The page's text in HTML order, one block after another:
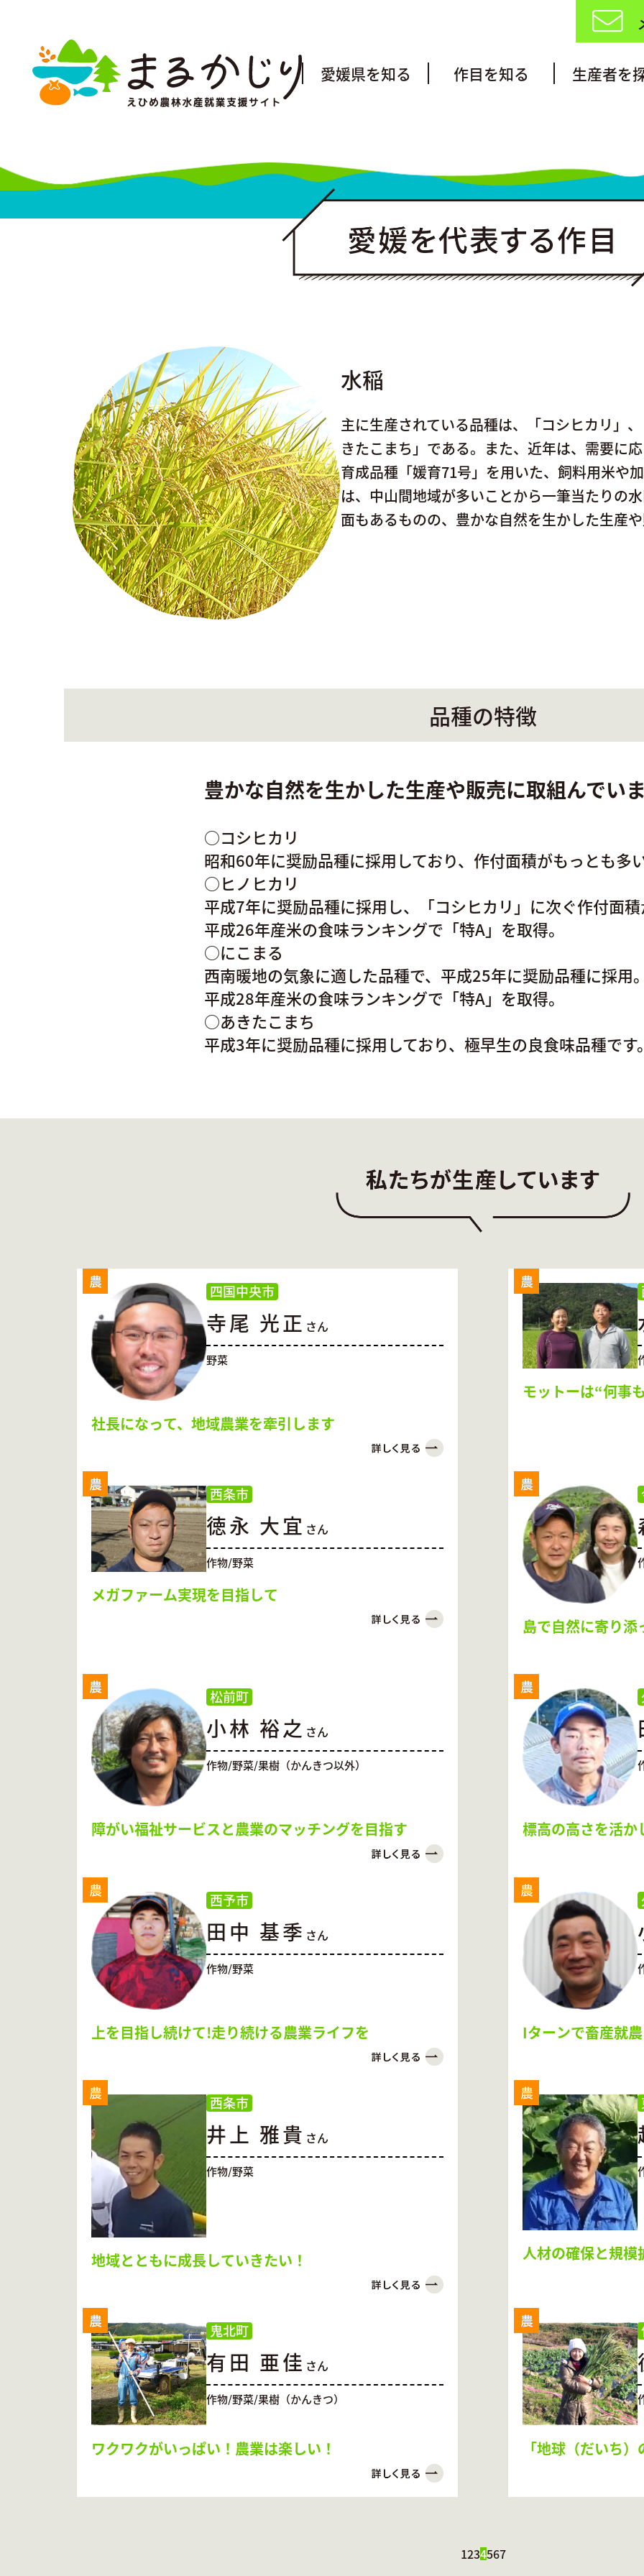
愛媛県を知る 作目を知る 生産者を
水稲
主に生産されている品種は、「コシヒカリ」
きたこまち」である。また、近年は、需要に
育成品種「媛育71号」を用いた、飼料用米や
は、中山間地域が多いことから一筆当たりの
面もあるものの、豊かな自然を生かした生産
品種の特徴
豊かな自然を生かした生産や販売に取組んでい
○コシヒカリ
昭和60年に奨励品種に採用しており、作付面積がもっとも多
○ヒノヒカリ
平成7年に奨励品種に採用し、「コシヒカリ」に次ぐ作付面
平成26年産米の食味ランキングで「特A」を取得。
○にこまる
西南暖地の気象に適した品種で、平成25年に奨励品種に採用
平成28年産米の食味ランキングで「特A」を取得。
○あきたこまち
平成3年に奨励品種に採用しており、極早生の良食味品種です
農
四国中央市
寺尾 光正 さん
野菜
社長になって、地域農業を牽引します
農
モットーは“何事
農
西条市
徳永 大宜 さん
作物/野菜
メガファーム実現を目指して
農
島で自然に寄り添
農
松前町
小林 裕之 さん
作物/野菜/果樹（かんきつ以外）
障がい福祉サービスと農業のマッチングを目指す
農
標高の高さを活か
農
西予市
田中 基季 さん
作物/野菜
上を目指し続けて!走り続ける農業ライフを
農
Iターンで畜産就
農
西条市
井上 雅貴 さん
作物/野菜
地域とともに成長していきたい！
農
人材の確保と規模
農
鬼北町
有田 亜佳 さん
作物/野菜/果樹（かんきつ）
ワクワクがいっぱい！農業は楽しい！
農
「地球（だいち
1234567